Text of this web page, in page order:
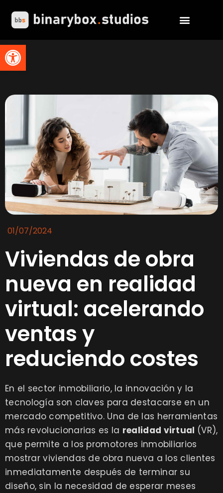
Abrir barra de herramientas
01/07/2024
Viviendas de obra
nueva en realidad
virtual: acelerando
ventas y
reduciendo costes
En el sector inmobiliario, la innovación y la
tecnología son claves para destacarse en un
mercado competitivo. Una de las herramientas
más revolucionarias es la realidad virtual (VR),
que permite a los promotores inmobiliarios
mostrar viviendas de obra nueva a los clientes
inmediatamente después de terminar su
diseño, sin la necesidad de esperar meses